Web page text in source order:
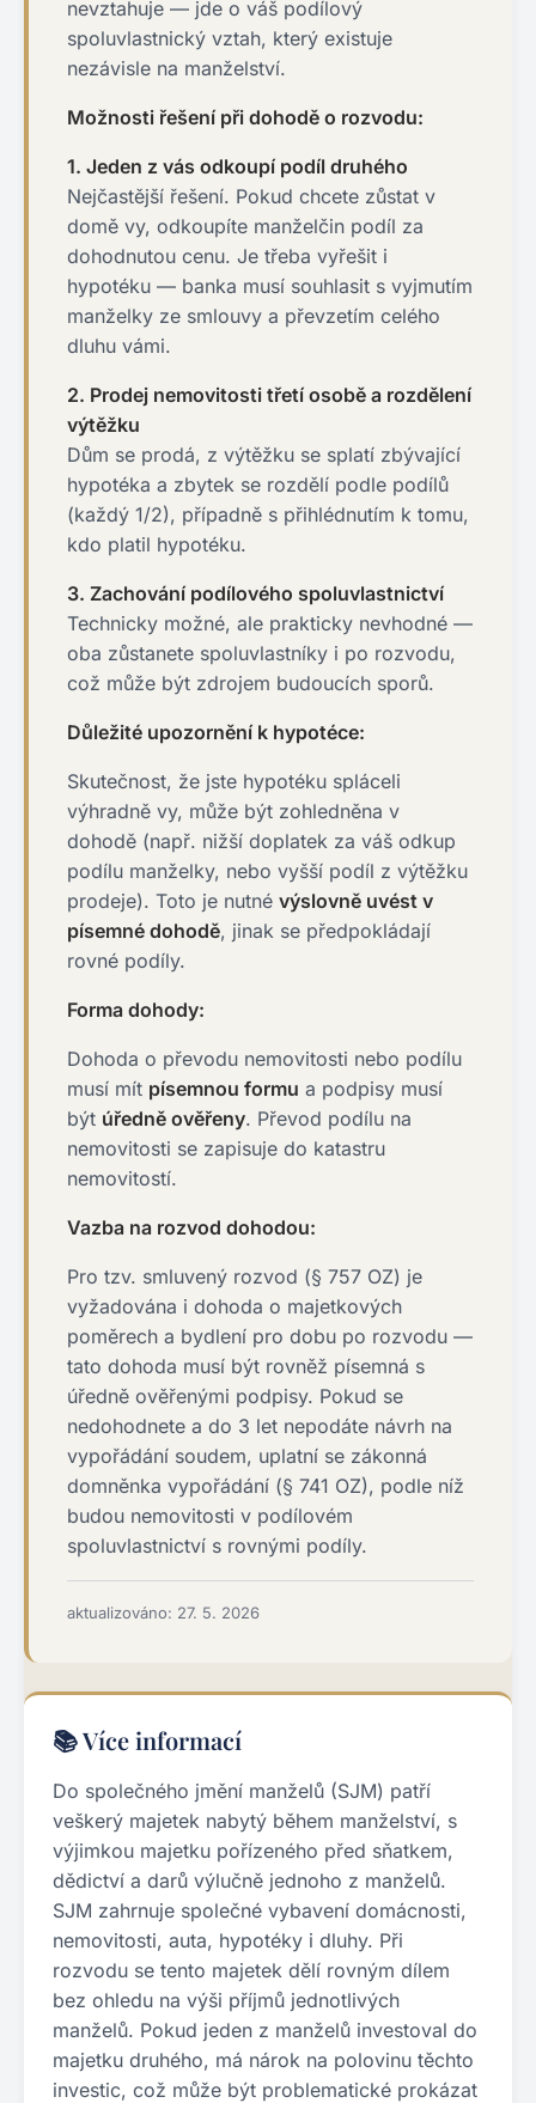
nevztahuje — jde o váš podílový
spoluvlastnický vztah, který existuje
nezávisle na manželství.
Možnosti řešení při dohodě o rozvodu:
1. Jeden z vás odkoupí podíl druhého
Nejčastější řešení. Pokud chcete zůstat v
domě vy, odkoupíte manželčin podíl za
dohodnutou cenu. Je třeba vyřešit i
hypotéku — banka musí souhlasit s vyjmutím
manželky ze smlouvy a převzetím celého
dluhu vámi.
2. Prodej nemovitosti třetí osobě a rozdělení
výtěžku
Dům se prodá, z výtěžku se splatí zbývající
hypotéka a zbytek se rozdělí podle podílů
(každý 1/2), případně s přihlédnutím k tomu,
kdo platil hypotéku.
3. Zachování podílového spoluvlastnictví
Technicky možné, ale prakticky nevhodné —
oba zůstanete spoluvlastníky i po rozvodu,
což může být zdrojem budoucích sporů.
Důležité upozornění k hypotéce:
Skutečnost, že jste hypotéku spláceli
výhradně vy, může být zohledněna v
dohodě (např. nižší doplatek za váš odkup
podílu manželky, nebo vyšší podíl z výtěžku
prodeje). Toto je nutné výslovně uvést v
písemné dohodě, jinak se předpokládají
rovné podíly.
Forma dohody:
Dohoda o převodu nemovitosti nebo podílu
musí mít písemnou formu a podpisy musí
být úředně ověřeny. Převod podílu na
nemovitosti se zapisuje do katastru
nemovitostí.
Vazba na rozvod dohodou:
Pro tzv. smluvený rozvod (§ 757 OZ) je
vyžadována i dohoda o majetkových
poměrech a bydlení pro dobu po rozvodu —
tato dohoda musí být rovněž písemná s
úředně ověřenými podpisy. Pokud se
nedohodnete a do 3 let nepodáte návrh na
vypořádání soudem, uplatní se zákonná
domněnka vypořádání (§ 741 OZ), podle níž
budou nemovitosti v podílovém
spoluvlastnictví s rovnými podíly.
aktualizováno: 27. 5. 2026
📚 Více informací
Do společného jmění manželů (SJM) patří
veškerý majetek nabytý během manželství, s
výjimkou majetku pořízeného před sňatkem,
dědictví a darů výlučně jednoho z manželů.
SJM zahrnuje společné vybavení domácnosti,
nemovitosti, auta, hypotéky i dluhy. Při
rozvodu se tento majetek dělí rovným dílem
bez ohledu na výši příjmů jednotlivých
manželů. Pokud jeden z manželů investoval do
majetku druhého, má nárok na polovinu těchto
investic, což může být problematické prokázat